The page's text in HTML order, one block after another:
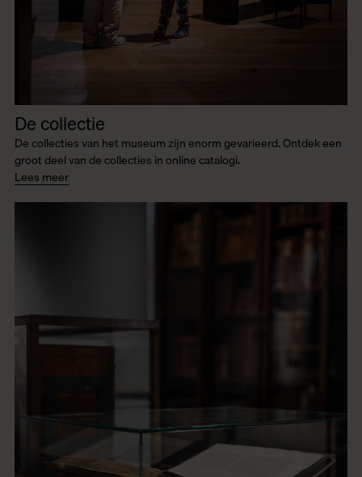
De collectie
De collecties van het museum zijn enorm gevarieerd. Ontdek een
groot deel van de collecties in online catalogi.
Lees meer